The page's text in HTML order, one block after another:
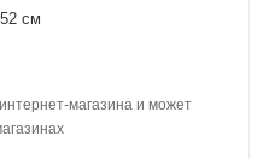
см
магазина и может